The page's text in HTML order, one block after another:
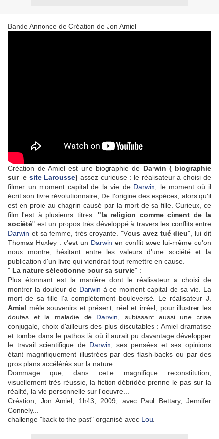
Bande Annonce de Création de Jon Amiel
Création de Amiel est une biographie de Darwin ( biographie
sur le site Larousse) assez curieuse : le réalisateur a choisi de
filmer un moment capital de la vie de Darwin , le moment où il
écrit son livre révolutionnaire, De l'origine des espèces , alors qu'il
est en proie au chagrin causé par la mort de sa fille. Curieux, ce
film l'est à plusieurs titres. "la religion comme ciment de la
société" est un propos très développé à travers les conflits entre
Darwin et sa femme, très croyante. "Vous avez tué dieu", lui dit
Thomas Huxley : c'est un Darwin en conflit avec lui-même qu'on
nous montre, hésitant entre les valeurs d'une société et la
publication d'un livre qui viendrait tout remettre en cause.
" La nature sélectionne pour sa survie" :
Plus étonnant est la manière dont le réalisateur a choisi de
montrer la douleur de Darwin à ce moment capital de sa vie. La
mort de sa fille l'a complètement bouleversé. Le réalisateur J.
Amiel mêle souvenirs et présent, réel et irréel, pour illustrer les
doutes et la maladie de Darwin , subissant aussi une crise
conjugale, choix d'ailleurs des plus discutables : Amiel dramatise
et tombe dans le pathos là où il aurait pu davantage développer
le travail scientifique de Darwin , ses pensées et ses opinions
étant magnifiquement illustrées par des flash-backs ou par des
gros plans accélérés sur la nature...
Dommage que, dans cette magnifique reconstitution,
visuellement très réussie, la fiction débridée prenne le pas sur la
réalité, la vie personnelle sur l'oeuvre...
Création,
Jon Amiel, 1h43, 2009, avec Paul Bettary, Jennifer
Connely...
challenge "back to the past" organisé avec Lou